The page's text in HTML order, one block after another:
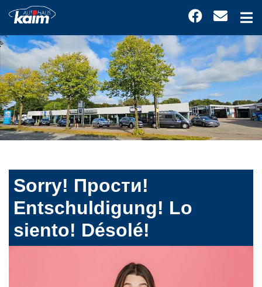
Sorry! Прости!
Entschuldigung! Lo
siento! Désolé!